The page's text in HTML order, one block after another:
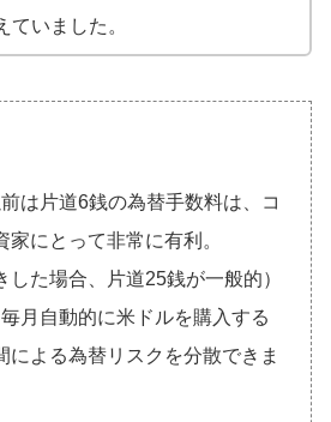
ていました。
は片道6銭の為替手数料は、コ
家にとって非常に有利。
した場合、片道25銭が一般的）
毎月自動的に米ドルを購入する
による為替リスクを分散できま